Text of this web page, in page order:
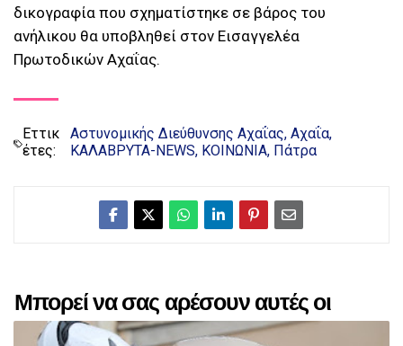
δικογραφία που σχηματίστηκε σε βάρος του
ανήλικου θα υποβληθεί στον Εισαγγελέα
Πρωτοδικών Αχαΐας.
Εττικ
έτες:
Αστυνομικής Διεύθυνσης Αχαΐας Αχαΐα
ΚΑΛΑΒΡΥΤΑ-NEWS ΚΟΙΝΩΝΙΑ Πάτρα
Μπορεί να σας αρέσουν αυτές οι
αναρτήσεις